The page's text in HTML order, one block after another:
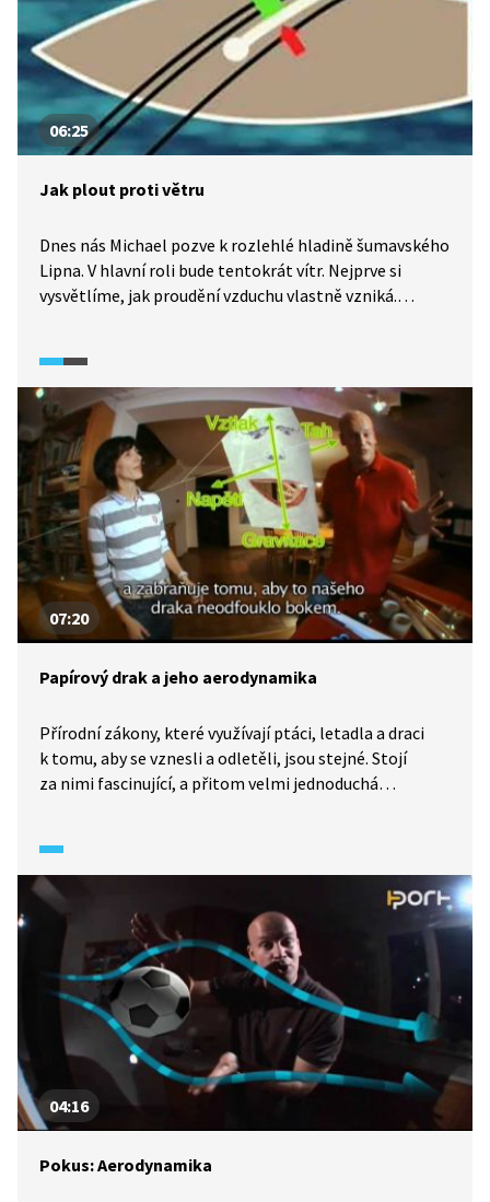
06:25
Jak plout proti větru
Dnes nás Michael pozve k rozlehlé hladině šumavského
Lipna. V hlavní roli bude tentokrát vítr. Nejprve si
vysvětlíme, jak proudění vzduchu vlastně vzniká.
světa: loď. Jenže co když fouká zrovna opačně, než kam
chceme plout? Na palubě malé jachty nám Michael
spolu s jachtařkou Míšou prakticky předvedou, že
i proti větru se dá plout.
07:20
Papírový drak a jeho aerodynamika
Přírodní zákony, které využívají ptáci, letadla a draci
k tomu, aby se vznesli a odletěli, jsou stejné. Stojí
za nimi fascinující, a přitom velmi jednoduchá
odhalíte vědu, která obklopuje tajemství jeho letu.
Nazývá se aerodynamika. A létat díky ní můžeme i my
lidé. S Michalem navštívíme i Výzkumný a zkušební
letecký ústav v Praze.
04:16
Pokus: Aerodynamika